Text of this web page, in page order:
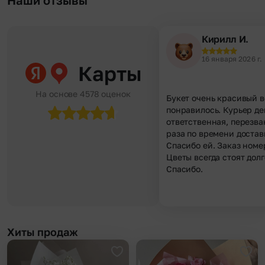
Карты
На основе 4578 оценок
Кирилл И.
16 января 2026 г.
Букет очень красивый
понравилось. Курьер
ответственная,
раза по времени
Спасибо ей. Заказ
Цветы всегда стоят
Спасибо.
Хиты продаж